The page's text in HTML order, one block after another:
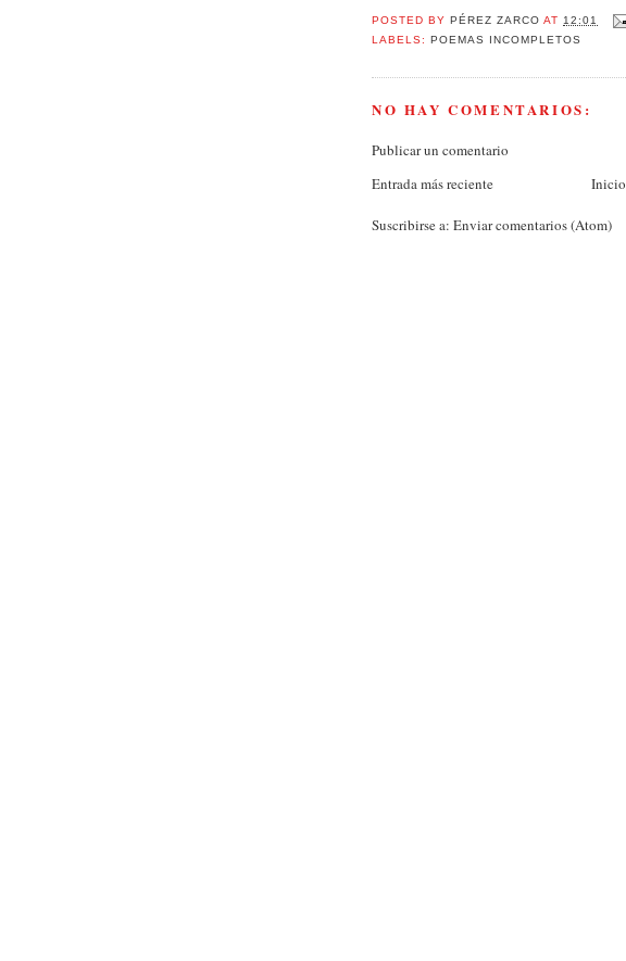
POSTED BYPÉREZ ZARCO AT 12:01
LABELS:POEMAS INCOMPLETOS
NO HAY COMENTARIOS:
Publicar un comentario
Entrada más reciente
Inicio
Suscribirse a: Enviar comentarios (Atom)